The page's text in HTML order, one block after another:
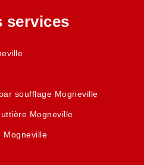
services
soufflage Mogneville
Mogneville
Mogneville